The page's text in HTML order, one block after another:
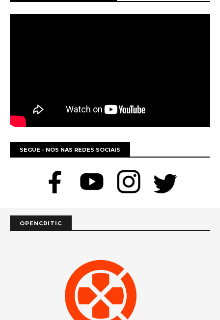
SEGUE - NOS NAS REDES SOCIAIS
OPENCRITIC